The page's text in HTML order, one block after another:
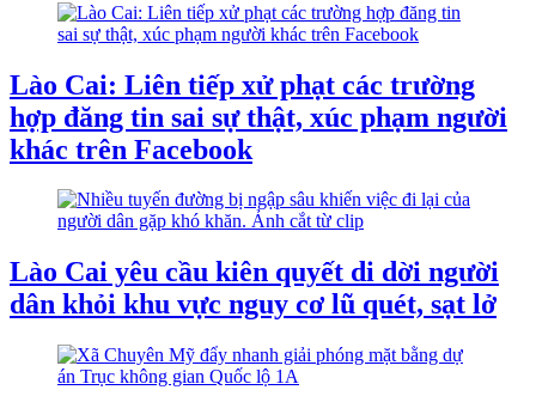
Lào Cai: Liên tiếp xử phạt các trường
hợp đăng tin sai sự thật, xúc phạm người
khác trên Facebook
Lào Cai yêu cầu kiên quyết di dời người
dân khỏi khu vực nguy cơ lũ quét, sạt lở